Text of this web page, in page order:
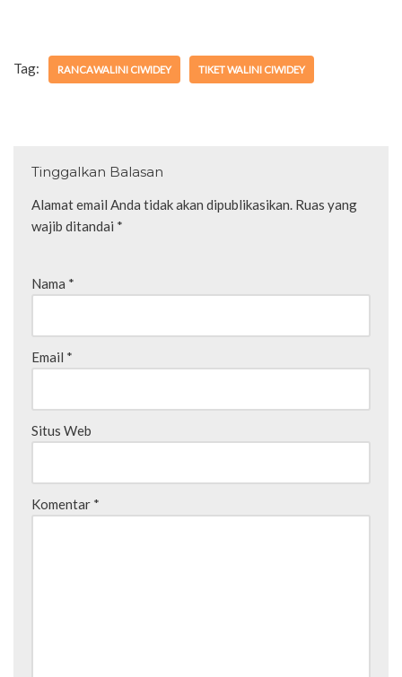
Tag: RANCAWALINI CIWIDEY TIKET WALINI CIWIDEY
Tinggalkan Balasan
Alamat email Anda tidak akan dipublikasikan. Ruas yang
wajib ditandai *
Nama *
Email *
Situs Web
Komentar *